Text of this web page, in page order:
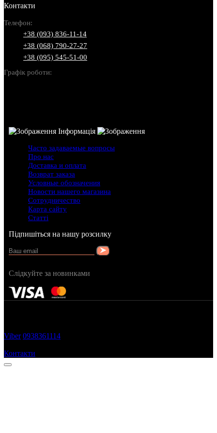
Контакти
Телефон:
+38 (093) 836-11-14
+38 (068) 790-27-27
+38 (095) 545-51-00
Графік роботи:
Інформація
Часто задаваемые вопросы
Про нас
Доставка и оплата
Возврат заказа
Условные обозначения
Новости нашего магазина
Сотрудничество
Карта сайту
Статті
Підпишіться на нашу розсилку
Слідкуйте за новинками
Viber 0938361114
Контакти